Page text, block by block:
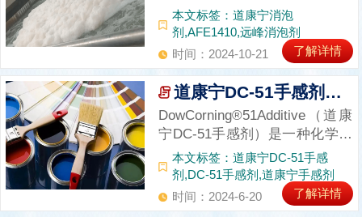
时间：2024-10-21
和反应都会使水中产生大量的气
泡，泡沫不能及时破裂致使泡沫
不断堆积，过多的水处理泡沫危
害着工业生产。道康宁消泡剂有
多达数十种解决方案，对比常见
的聚醚类消泡剂，矿物油类消泡
剂，有机硅消泡剂...
本文标签：道康宁消泡
剂,AFE1410,远峰消泡剂
了解详情
道康宁DC-51手感剂应用领域和用量
时间：2024-6-20
DowCorning®51Additive（道康
宁DC-51手感剂）是一种化学助
剂，主要成分为糊状的超高分子
量的聚二甲基硅氧烷，在使用过
程中，一般采用水或水溶性醇醚
溶剂进行稀释和分散，然后加入
本文标签：道康宁DC-51手感
剂,DC-51手感剂,道康宁手感剂
了解详情